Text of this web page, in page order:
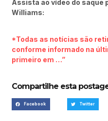
Assista ao vídeo do saque
Williams:
*Todas as notícias são
conforme informado na
primeiro em …”
Compartilhe esta
Facebook Twitter